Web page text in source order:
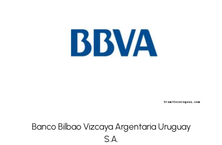
Banco Bilbao Vizcaya Argentaria Uruguay
S.A.